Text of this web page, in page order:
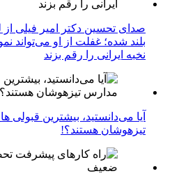
صدای تحسین دکتر امیر فیلی از
بلند شده؛ غفلت از او می‌تواند
نخبه ایرانی را رقم بزند
آیا می‌دانستید، بیشترین
تیزهوشان هستند؟!